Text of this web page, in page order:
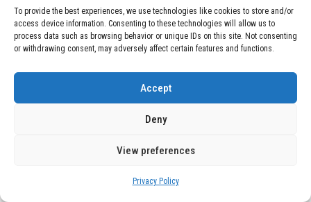
To provide the best experiences, we use technologies like cookies to store and/or
access device information. Consenting to these technologies will allow us to
process data such as browsing behavior or unique IDs on this site. Not consenting
or withdrawing consent, may adversely affect certain features and functions.
Accept
Deny
View preferences
Privacy Policy
DEAL OF THE MONTH
01 TECNOLOGÍA February 9, 2026
Motor de 800 W, rango de 45 km y
ruedas todo terreno: este scooter cuesta
solo 300 euros y representa una
adquisición impresionante
TECNOLOGÍA December 24, 2025
grabación cómo añadir 400 km de rango